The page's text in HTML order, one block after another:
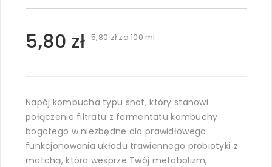
5,80 zł 5,80 zł za 100 ml
Napój kombucha typu shot, który stanowi
połączenie filtratu z fermentatu kombuchy
bogatego w niezbędne dla prawidłowego
funkcjonowania układu trawiennego probiotyki z
matchą, która wesprze Twój metabolizm,